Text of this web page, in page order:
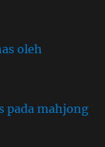
oleh
pada mahjong